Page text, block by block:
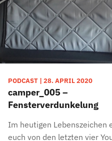
PODCAST | 28. APRIL 2020
camper_005 –
Fensterverdunkelung
Im heutigen Lebenszeichen
euch von den letzten vier